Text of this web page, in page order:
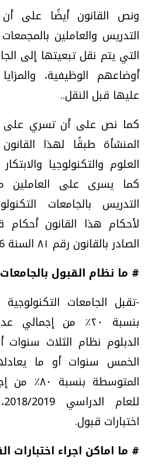
ونص القانون أيضًا على
التدريس والعاملين
التي يتم نقل تبعيتها إلى
أوضاعهم الوظيفية،
عليها قبل النقل..
كما نص على أن تسري على
المنشأة طبقًا لهذا
كما يسرى على العاملين
التدريس بالجامعات
لأحكام هذا القانون أحكام
الصادر بالقانون رقم ۸۱ السنة 2016
# ما نظام القبول
-تقبل الجامعات التكنولوجية
بنسبة ٢٠٪ من
الدبلوم نظام الثلاث سنوات
الخمس سنوات أو ما
المتوسطة
اختبارات قبول.
# ما اماكن اجراء اختبارات